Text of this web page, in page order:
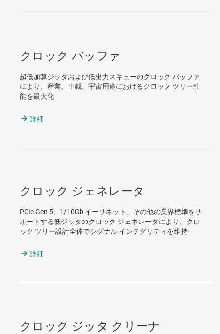
クロック バッファ
超低加算ジッタおよび低出力スキューのクロック バッファ
により、産業、車載、宇宙用途におけるクロック ツリー性
能を最大化
詳細
クロック ジェネレータ
PCIe Gen 5、1/10Gb イーサネット、その他の業界標準をサ
ポートする低ジッタのクロック ジェネレータにより、クロ
ック ツリー設計全体でシグナル インテグリティを維持
詳細
クロック ジッタ クリーナ